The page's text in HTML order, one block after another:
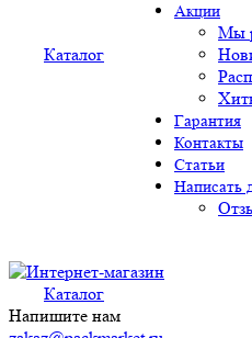
Каталог
Акции
Мы
Гарантия
Контакты
Статьи
Написать
Каталог
Напишите нам